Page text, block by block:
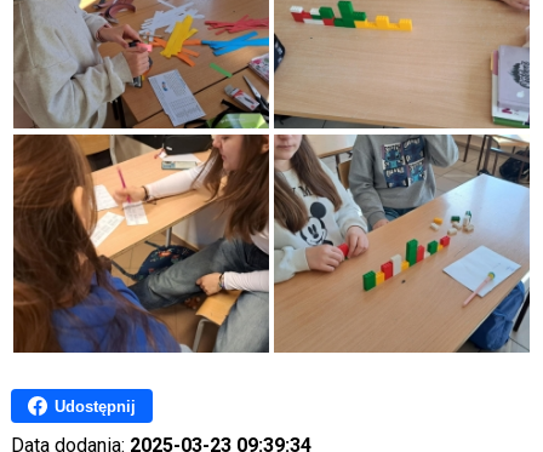
Udostępnij
Data dodania: 2025-03-23 09:39:34